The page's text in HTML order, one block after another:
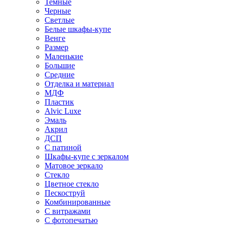
Темные
Черные
Светлые
Белые шкафы-купе
Венге
Размер
Маленькие
Большие
Средние
Отделка и материал
МДФ
Пластик
Alvic Luxe
Эмаль
Акрил
ДСП
С патиной
Шкафы-купе с зеркалом
Матовое зеркало
Стекло
Цветное стекло
Пескоструй
Комбинированные
С витражами
С фотопечатью